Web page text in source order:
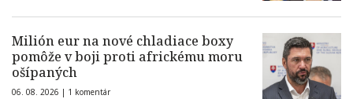
Milión eur na nové chladiace boxy
pomôže v boji proti africkému moru
ošípaných
06. 08. 2026 | 1 komentár